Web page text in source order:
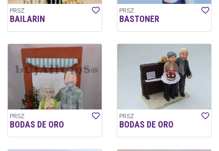
PRSZ
BAILARIN
PRSZ
BASTONER
PRSZ
BODAS DE ORO
PRSZ
BODAS DE ORO